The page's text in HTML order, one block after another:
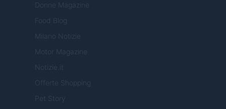
Donne Magazine
Food Blog
Milano Notizie
Motor Magazine
Notizie.it
Offerte Shopping
Pet Story